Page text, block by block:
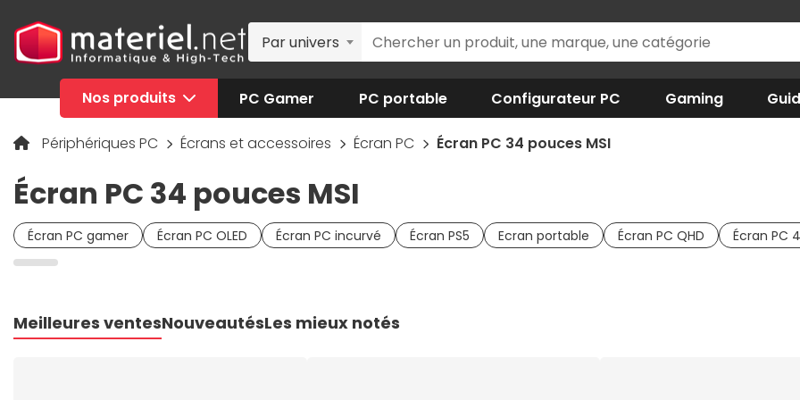
Par univers
Nos produits PC Gamer PC portable Configurateur PC Gaming
Périphériques PC Écrans et accessoires Écran PC Écran PC 34 pouces MSI
Écran PC 34 pouces MSI
Écran PC gamer Écran PC OLED Écran PC incurvé Écran PS5 Ecran portable Écran PC QHD Écran PC
Meilleures ventesNouveautésLes mieux notés